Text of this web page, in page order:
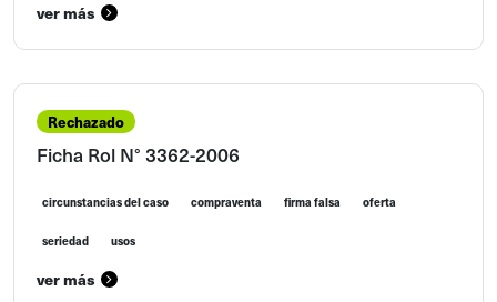
ver más
Rechazado
Ficha Rol N° 3362-2006
circunstancias del caso compraventa firma falsa oferta
seriedad usos
ver más